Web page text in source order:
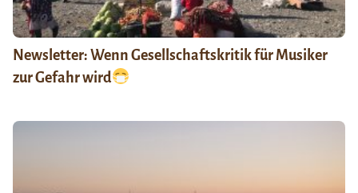
Newsletter: Wenn Gesellschaftskritik für Musiker
zur Gefahr wird